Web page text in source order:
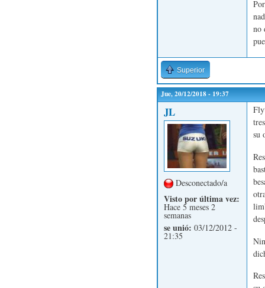
no
Superior
Jue, 20/12/2018 - 19:37
JL
Desconectado/a
Visto por última vez:
Hace 5 meses 2
semanas
se unió: 03/12/2012 -
21:35
su